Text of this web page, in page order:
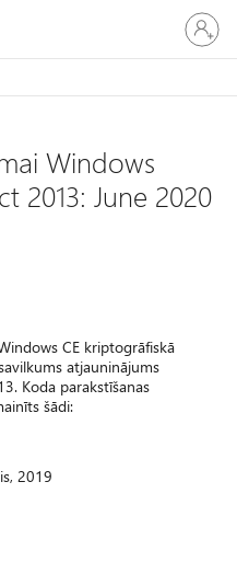
savā
kontā
Windows
2013: June 2020
CE kriptogrāfiskā
atjauninājums
Koda parakstīšanas
šādi:
2019